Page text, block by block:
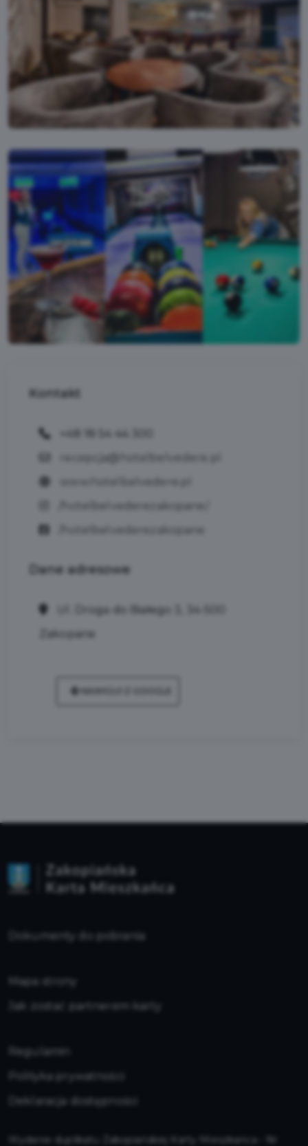
Kontakt
+48 18 54 44 300
recepcja@hotelbelvedere.pl
/hotelbelvederezakopane/
/hotelbelvederezakopane
Dane adresowe
Ul. Droga do Białego 3, 34-500
Zakopane
Dokumenty do pobrania
Mapa strony
Jak zostać partnerem karty
Regulamin
Polityka prywatności
Deklaracja dostępności
Wydanie duplikatu Zakopiańskiej Karty Mieszkańca - Nr